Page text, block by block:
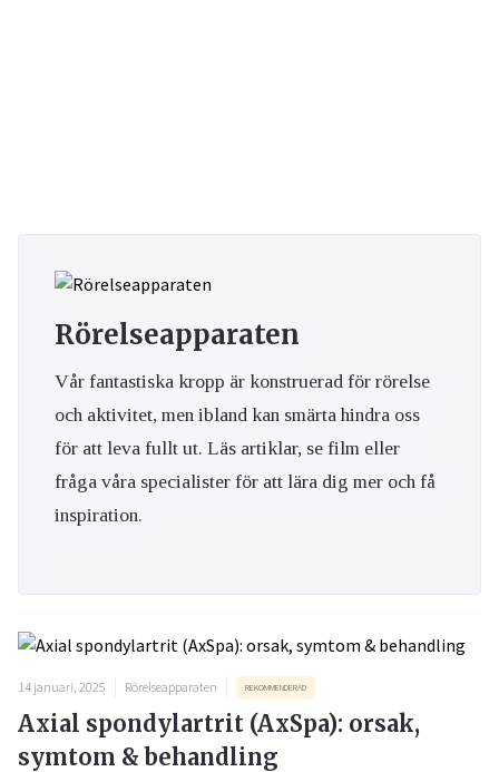
Rörelseapparaten
Vår fantastiska kropp är konstruerad för rörelse
och aktivitet, men ibland kan smärta hindra oss
för att leva fullt ut. Läs artiklar, se film eller
fråga våra specialister för att lära dig mer och få
inspiration.
14 januari, 2025 Rörelseapparaten REKOMMENDERAD
Axial spondylartrit (AxSpa): orsak,
symtom & behandling